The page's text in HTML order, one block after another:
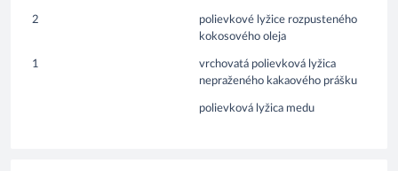
2
polievkové lyžice rozpusteného
kokosového oleja
1
vrchovatá polievková lyžica
nepraženého kakaového prášku
polievková lyžica medu